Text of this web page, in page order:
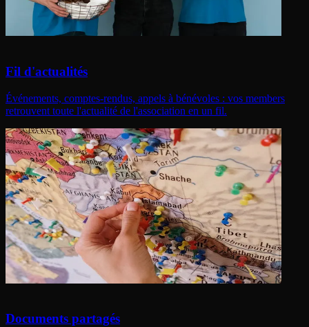
Fil d'actualités
Événements, comptes-rendus, appels à bénévoles : vos members
retrouvent toute l'actualité de l'association en un fil.
Documents partagés